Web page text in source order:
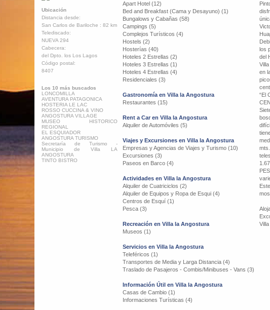
Ubicación
Distancia desde:
San Carlos de Bariloche : 82 km
Telediscado:
NUEVA 294
Cabecera:
del Dpto. los Los Lagos
Código postal:
8407
Los 10 más buscados
LONCOMILLA
AVENTURA PATAGONICA
HOSTERIA LE LAC
ROSSO CUCCINA & VINO
ANGOSTURA VILLAGE
MUSEO HISTORICO
REGIONAL
EL ESQUIADOR
ANGOSTURA TURISMO
Secretaría de Turismo -
Municipio de Villa LA
ANGOSTURA
TINTO BISTRO
Apart Hotel (12)
Bed and Breakfast (Cama y Desayuno) (1)
Bungalows y Cabañas (58)
Campings (5)
Complejos Turísticos (4)
Hostels (2)
Hosterías (40)
Hoteles 2 Estrellas (2)
Hoteles 3 Estrellas (1)
Hoteles 4 Estrellas (4)
Residenciales (3)
Gastronomía en Villa la Angostura
Restaurantes (15)
Rent a Car en Villa la Angostura
Alquiler de Automóviles (5)
Viajes y Excursiones en Villa la Angostura
Empresas y Agencias de Viajes y Turismo (10)
Excursiones (3)
Paseos en Barco (4)
Actividades en Villa la Angostura
Alquiler de Cuatriciclos (2)
Alquiler de Equipos y Ropa de Esqui (4)
Centros de Esquí (1)
Pesca (3)
Recreación en Villa la Angostura
Museos (1)
Servicios en Villa la Angostura
Teleféricos (1)
Transportes de Media y Larga Distancia (4)
Traslado de Pasajeros - Combis/Minibuses - Vans (3)
Información Útil en Villa la Angostura
Casas de Cambio (1)
Informaciones Turísticas (4)
los
del
en
“El